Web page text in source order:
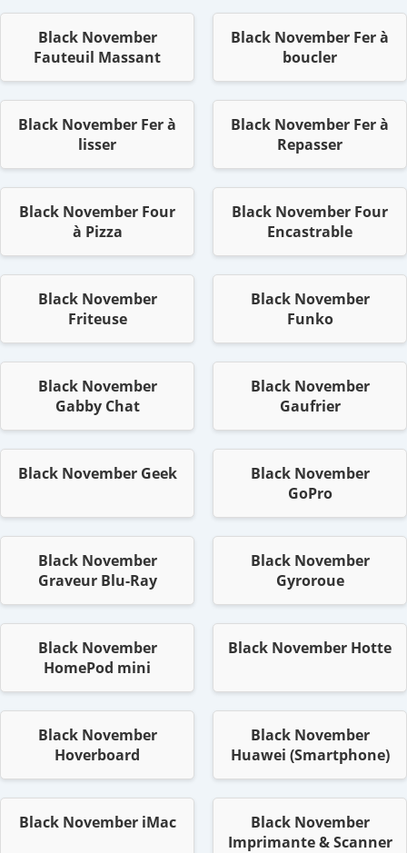
Black November
Fauteuil Massant
Black November Fer à
boucler
Black November Fer à
lisser
Black November Fer à
Repasser
Black November Four
à Pizza
Black November Four
Encastrable
Black November
Friteuse
Black November
Funko
Black November
Gabby Chat
Black November
Gaufrier
Black November Geek
Black November
GoPro
Black November
Graveur Blu-Ray
Black November
Gyroroue
Black November
HomePod mini
Black November Hotte
Black November
Hoverboard
Black November
Huawei (Smartphone)
Black November iMac
Black November
Imprimante & Scanner